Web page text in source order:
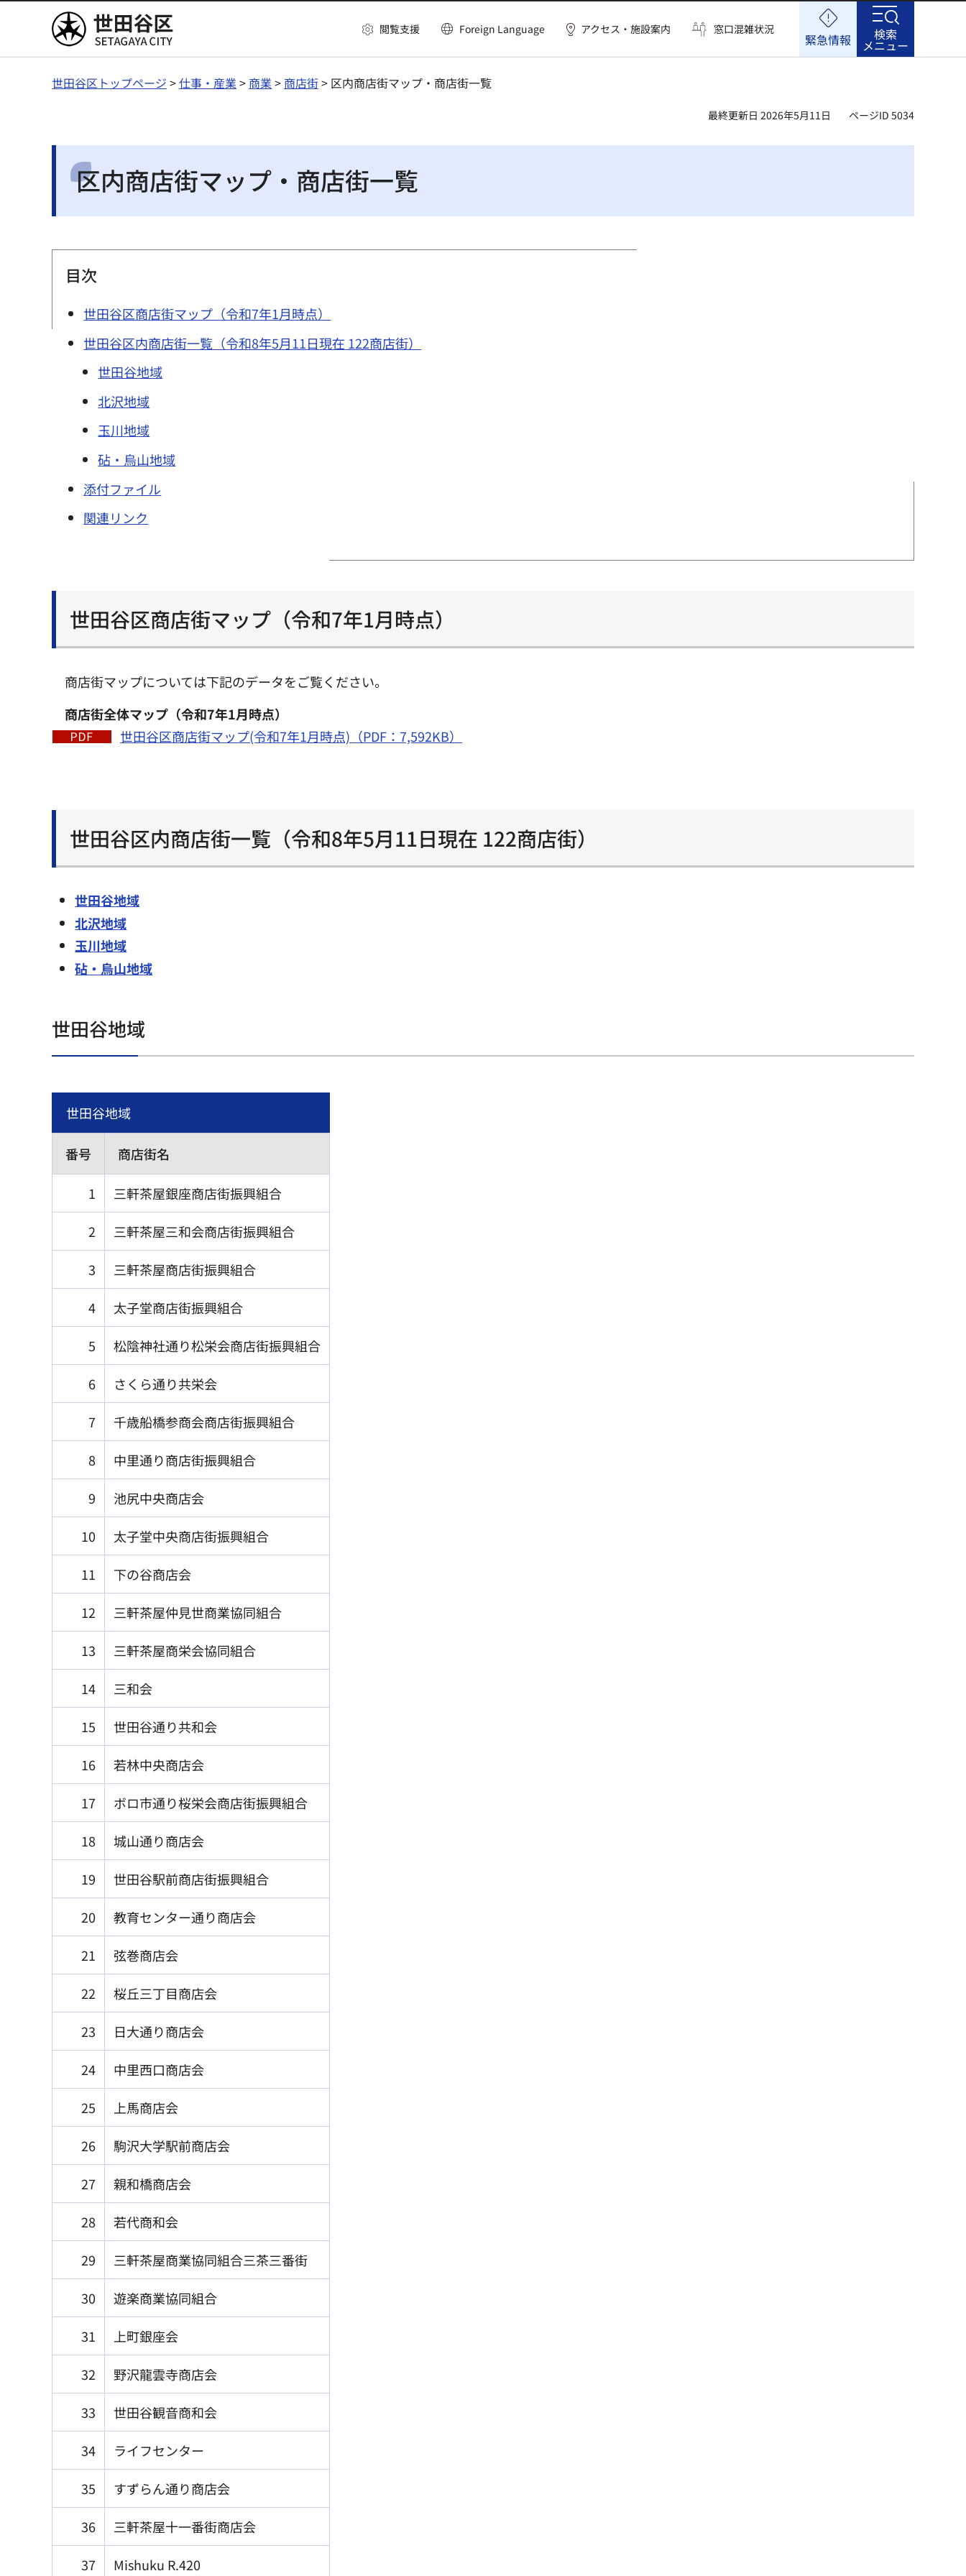
世田谷区 閲覧支援 Foreign Language アクセス・施設案内 窓口混雑状況
緊急情報 検索
メニュー
世田谷区トップページ >仕事・産業 > 商業 > 商店街> 区内商店街マップ・商店街一覧
最終更新日 2026年5月11日 ページID 5034
区内商店街マップ・商店街一覧
目次
世田谷区商店街マップ（令和7年1月時点）
世田谷区内商店街一覧（令和8年5月11日現在 122商店街）
世田谷地域
北沢地域
玉川地域
砧・烏山地域
添付ファイル
関連リンク
世田谷区商店街マップ（令和7年1月時点）
商店街マップについては下記のデータをご覧ください。
商店街全体マップ（令和7年1月時点）
世田谷区商店街マップ(令和7年1月時点)（PDF：7,592KB）
世田谷区内商店街一覧（令和8年5月11日現在 122商店街）
世田谷地域
北沢地域
玉川地域
砧・烏山地域
世田谷地域
世田谷地域
番号 商店街名
1 三軒茶屋銀座商店街振興組合
2 三軒茶屋三和会商店街振興組合
3 三軒茶屋商店街振興組合
4 太子堂商店街振興組合
5 松陰神社通り松栄会商店街振興組合
6 さくら通り共栄会
7 千歳船橋参商会商店街振興組合
8 中里通り商店街振興組合
9 池尻中央商店会
10 太子堂中央商店街振興組合
11 下の谷商店会
12 三軒茶屋仲見世商業協同組合
13 三軒茶屋商栄会協同組合
14 三和会
15 世田谷通り共和会
16 若林中央商店会
17 ボロ市通り桜栄会商店街振興組合
18 城山通り商店会
19 世田谷駅前商店街振興組合
20 教育センター通り商店会
21 弦巻商店会
22 桜丘三丁目商店会
23 日大通り商店会
24 中里西口商店会
25 上馬商店会
26 駒沢大学駅前商店会
27 親和橋商店会
28 若代商和会
29 三軒茶屋商業協同組合三茶三番街
30 遊楽商業協同組合
31 上町銀座会
32 野沢龍雲寺商店会
33 世田谷観音商和会
34 ライフセンター
35 すずらん通り商店会
36 三軒茶屋十一番街商店会
37 Mishuku R.420